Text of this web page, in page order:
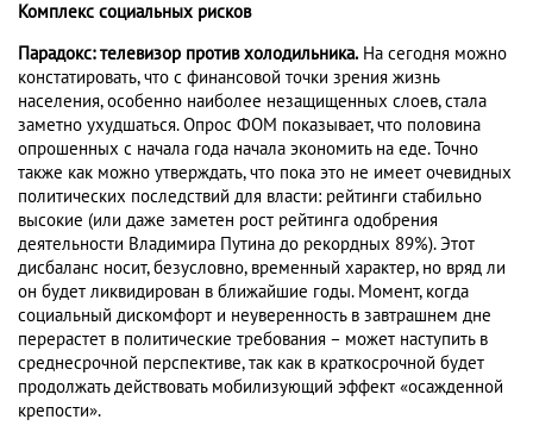
Комплекс социальных рисков
Парадокс: телевизор против холодильника. На сегодня можно
констатировать, что с финансовой точки зрения жизнь
населения, особенно наиболее незащищенных слоев, стала
заметно ухудшаться. Опрос ФОМ показывает, что половина
опрошенных с начала года начала экономить на еде. Точно
также как можно утверждать, что пока это не имеет очевидных
политических последствий для власти: рейтинги стабильно
высокие (или даже заметен рост рейтинга одобрения
деятельности Владимира Путина до рекордных 89%). Этот
дисбаланс носит, безусловно, временный характер, но вряд ли
он будет ликвидирован в ближайшие годы. Момент, когда
социальный дискомфорт и неуверенность в завтрашнем дне
перерастет в политические требования – может наступить в
среднесрочной перспективе, так как в краткосрочной будет
продолжать действовать мобилизующий эффект «осажденной
крепости».